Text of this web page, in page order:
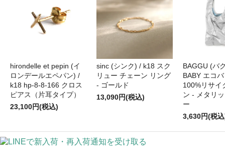
hirondelle et pepin (イ
ロンデールエペパン) /
k18 hp-8-8-166 クロス
ピアス（片耳タイプ）
23,100円(税込)
sinc (シンク) / k18 スク
リュー チェーン リング
- ゴールド
13,090円(税込)
BAGGU (バ
BABY エコ
100%リサイ
ン - メタリ
ー
3,630円(税